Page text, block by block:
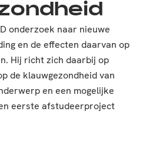
onderzoek naar nieuwe
en de effecten daarvan op
Hij richt zich daarbij op
de klauwgezondheid van
en een mogelijke
eerste afstudeerproject